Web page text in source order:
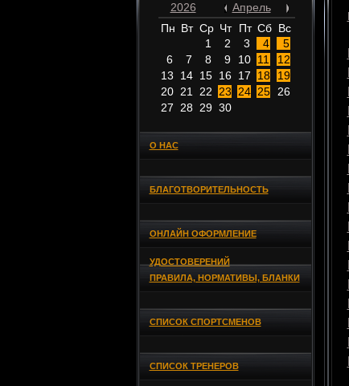
2026
Апрель
Пн Вт Ср Чт Пт Сб Вс
1
2 3 4
5
6
7 8 9 10 11
12
13
14 15 16 17 18
19
20 21 22 23 24 25
26
27
28 29 30
О НАС
БЛАГОТВОРИТЕЛЬНОСТЬ
ОНЛАЙН ОФОРМЛЕНИЕ
УДОСТОВЕРЕНИЙ
ПРАВИЛА, НОРМАТИВЫ, БЛАНКИ
СПИСОК СПОРТСМЕНОВ
СПИСОК ТРЕНЕРОВ